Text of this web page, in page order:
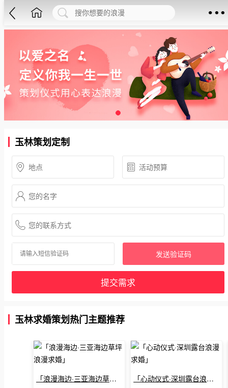
玉林策划定制
发送验证码
提交需求
玉林求婚策划热门主题推荐
「浪漫海边·三亚海边草坪浪漫求婚」 「心动仪式·深圳露台浪漫求婚」